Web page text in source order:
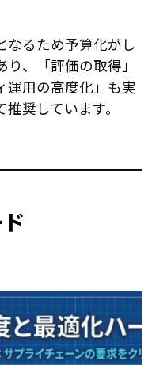
なるため予算化がし
、「評価の取得」
運用の高度化」も実
奨しています。